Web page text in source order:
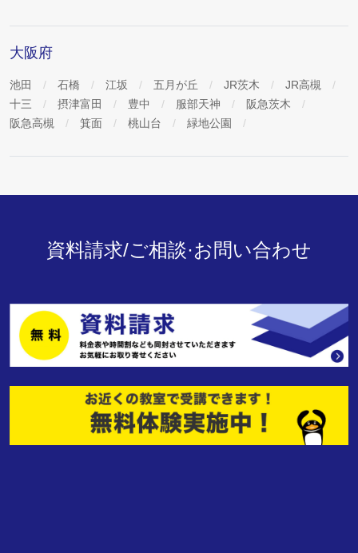
大阪府
池田 石橋 江坂 五月が丘 JR茨木
JR高槻
十三
摂津富田 豊中 服部天神
阪急茨木
阪急高槻
箕面 桃山台 緑地公園
資料請求/ご相談·お問い合わせ